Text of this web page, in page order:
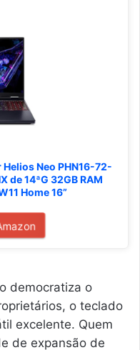
Neo PHN16-72-
de 14ªG 32GB RAM
Home 16”
democratiza o
o teclado
excelente. Quem
de expansão de